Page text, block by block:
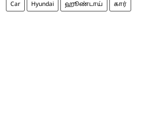
Car Hyundai ஹூண்டாய் கார்